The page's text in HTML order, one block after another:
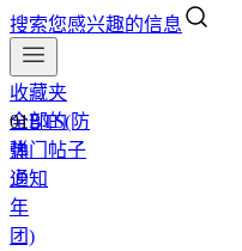
搜索您感兴趣的信息
收藏夹
全部的
热门帖子
通知
01BTS(防
弹
少
年
团)